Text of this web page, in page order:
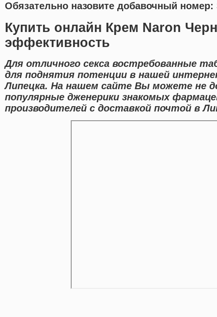
Обязательно назовите добавочный номер:
Купить онлайн Крем Naron
эффективность
Для отличного секса востребованные
для поднятия потенции в нашей
Липецка. На нашем сайте Вы можете не
популярные дженерики знакомых
производителей с доставкой почтой в